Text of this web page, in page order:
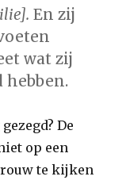
En zij
wat zij
hebben.
De
op een
te kijken